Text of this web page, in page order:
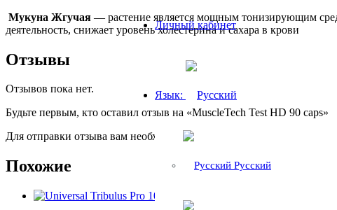
Личный кабинет
Язык:
Русский
Мукуна Жгучая — растение является мощным тонизирующим
деятельность, снижает уровень холестерина и сахара в крови
Отзывы
Отзывов пока нет.
Будьте первым, кто оставил отзыв на «MuscleTech Test HD 90 caps»
Для отправки отзыва вам необходимоавторизоваться
Похожие